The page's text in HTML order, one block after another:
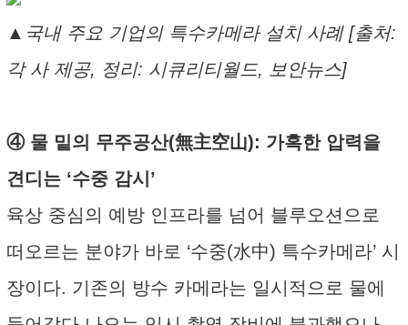
▲국내 주요 기업의 특수카메라 설치 사례 [출처:
각 사 제공, 정리: 시큐리티월드, 보안뉴스]
④ 물 밑의 무주공산(無主空山): 가혹한 압력을
견디는 ‘수중 감시’
육상 중심의 예방 인프라를 넘어 블루오션으로
떠오르는 분야가 바로 ‘수중(水中) 특수카메라’ 시
장이다. 기존의 방수 카메라는 일시적으로 물에